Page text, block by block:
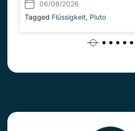
06/08/2026
Tagged Flüssigkeit, Pluto